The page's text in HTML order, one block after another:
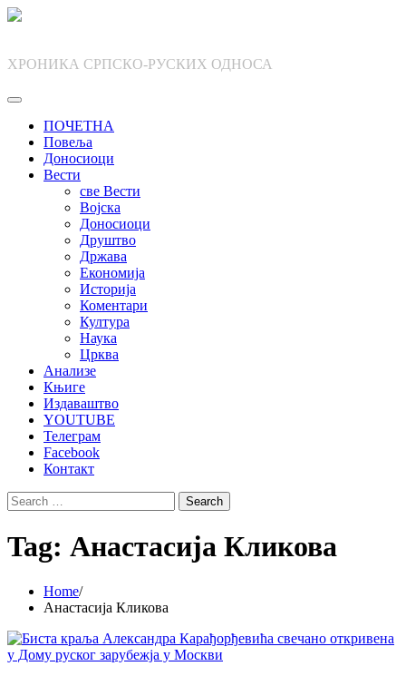
Skip
ХРОНИКА СРПСКО-РУСКИХ ОДНОСА
ПОЧЕТНА
Повеља
Доносиоци
Вести
све Вести
Војска
Доносиоци
Друштво
Држава
Економија
Историја
Коментари
Култура
Наука
Црква
Анализе
Књиге
Издаваштво
YOUTUBE
Телеграм
Facebook
Контакт
Search
for:
Tag: Анастасија Кликова
Home
Анастасија Кликова